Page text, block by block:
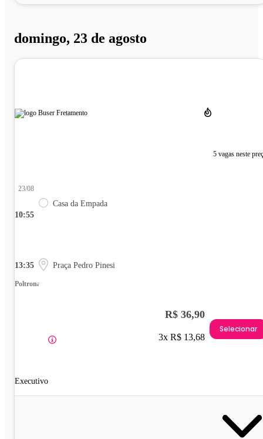
domingo, 23 de agosto
5 vagas neste
10:55
23/08
Casa da Empada
13:35 Praça Pedro Pinesi
Poltrona
Executivo
R$ 36,90
3x R$ 13,68
Selecionar